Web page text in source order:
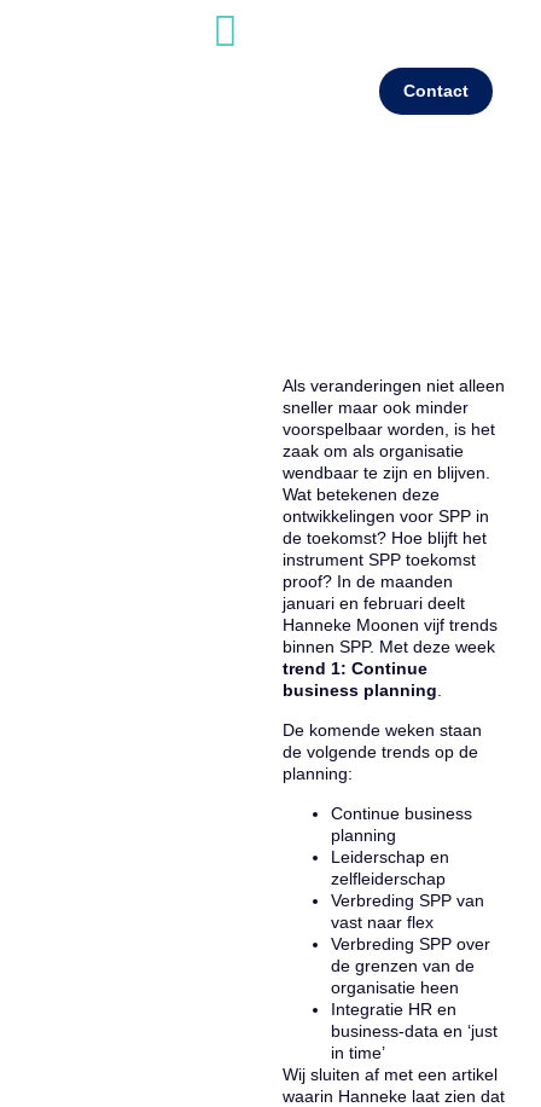
Contact
Als veranderingen niet alleen
sneller maar ook minder
voorspelbaar worden, is het
zaak om als organisatie
wendbaar te zijn en blijven.
Wat betekenen deze
ontwikkelingen voor SPP in
de toekomst? Hoe blijft het
instrument SPP toekomst
proof? In de maanden
januari en februari deelt
Hanneke Moonen vijf trends
binnen SPP. Met deze week
trend 1: Continue
business planning
De komende weken staan
de volgende trends op de
planning:
Continue business
planning
Leiderschap en
zelfleiderschap
Verbreding SPP van
vast naar flex
Verbreding SPP over
de grenzen van de
organisatie heen
Integratie HR en
business-data en ‘just
in time’
Wij sluiten af met een artikel
waarin Hanneke laat zien dat